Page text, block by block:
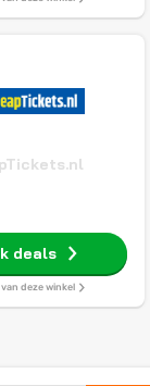
deals
deze winkel